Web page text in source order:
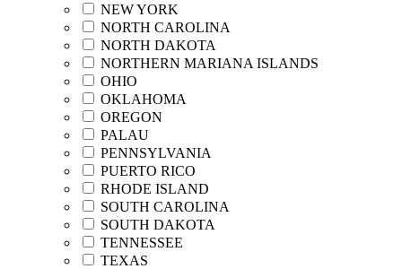
NEW YORK
NORTH CAROLINA
NORTH DAKOTA
NORTHERN MARIANA ISLANDS
OHIO
OKLAHOMA
OREGON
PALAU
PENNSYLVANIA
PUERTO RICO
RHODE ISLAND
SOUTH CAROLINA
SOUTH DAKOTA
TENNESSEE
TEXAS